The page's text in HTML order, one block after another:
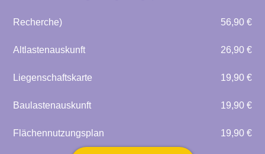
Recherche) 56,90 €
Altlastenauskunft 26,90 €
Liegenschaftskarte 19,90 €
Baulastenauskunft 19,90 €
Flächennutzungsplan 19,90 €